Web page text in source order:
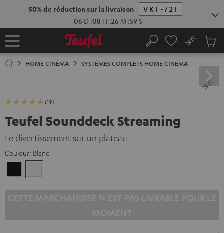
Page
Rechercher
No
panier
HOME CINÉMA SYSTÈMES COMPLETS HOME CINÉMA
(19)
Teufel Sounddeck Streaming
Le divertissement sur un plateau
Couleur: Blanc